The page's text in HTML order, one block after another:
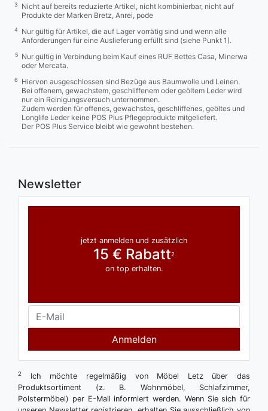
3
Nicht auf bereits reduzierte Artikel, nicht kombinierbar, nicht auf
Produkte der Marken Bretz, Anrei, pode
4
Nur gültig für Artikel, die auf Lager vorrätig sind und wenn alle
Anforderungen für eine Auslieferung erfüllt sind (siehe Punkt 1).
5
Nur gültig in Verbindung beim Kauf eines RUF Bettes Casa, Minerwa
oder Mercata.
6
Hiervon ausgeschlossen sind Bezüge aus Baumwolle und Leinen.
Bei offenem, gewachstem, geschliffenem oder geöltem Leder wird
nur ein Reinigungsversuch unternommen.
Zudem werden für offenes, gewachstes, geschliffenes, geöltes und
Longlife Leder keine POS Plus Pflegeprodukte mitgeliefert.
Der POS Plus Service bleibt wie gewohnt bestehen.
Newsletter
jetzt anmelden und zusätzlich
15 € Rabatt2
on top erhalten.
Anmelden
2
Ich möchte regelmäßig von Möbel Letz über das
Produktsortiment (z. B. Wohnmöbel, Schlafzimmer,
Polstermöbel) per E-Mail informiert werden. Wenn Sie sich für